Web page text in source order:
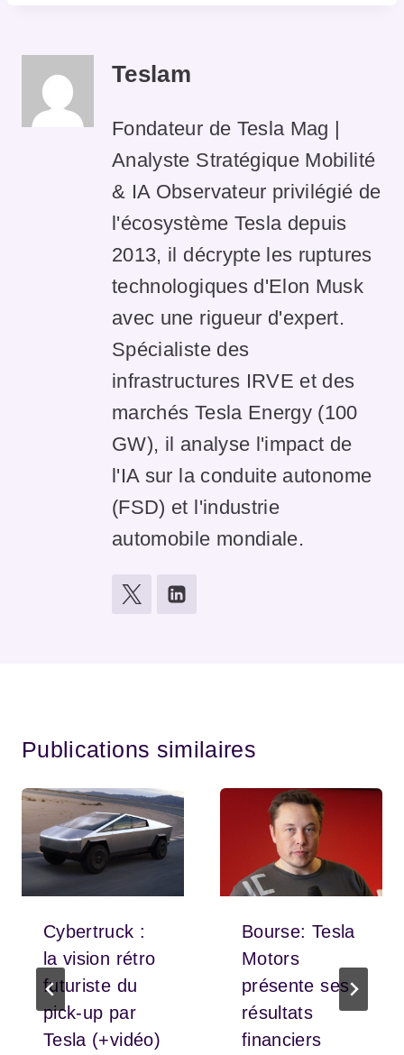
Teslam
Fondateur de Tesla Mag |
Analyste Stratégique Mobilité
& IA Observateur privilégié de
l'écosystème Tesla depuis
2013, il décrypte les ruptures
technologiques d'Elon Musk
avec une rigueur d'expert.
Spécialiste des
infrastructures IRVE et des
marchés Tesla Energy (100
GW), il analyse l'impact de
l'IA sur la conduite autonome
(FSD) et l'industrie
automobile mondiale.
Publications similaires
Cybertruck :
la vision rétro
futuriste du
pick-up par
Tesla (+vidéo)
Bourse: Tesla
Motors
présente ses
résultats
financiers